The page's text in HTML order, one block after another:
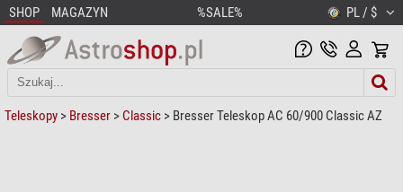
SHOP MAGAZYN %SALE% PL / $
Teleskopy > Bresser > Classic > Bresser Teleskop AC 60/900 Classic AZ